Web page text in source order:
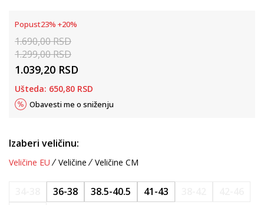
Popust23% +20%
1.690,00RSD
1.299,00RSD
1.039,20 RSD
Ušteda: 650,80 RSD
Obavesti me o sniženju
Izaberi veličinu:
Veličine EU Veličine Veličine CM
36-38 38.5-40.5 41-43